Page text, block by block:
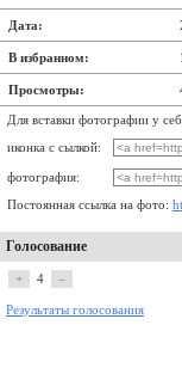
Дата:
В избранном:
Просмотры:
Для вставки фотографии у
иконка с сылкой:
фотография:
Постоянная ссылка на фото:
Голосование
+ 4 –
Результаты голосования